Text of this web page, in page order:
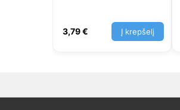
3,79€ Į krepšelį